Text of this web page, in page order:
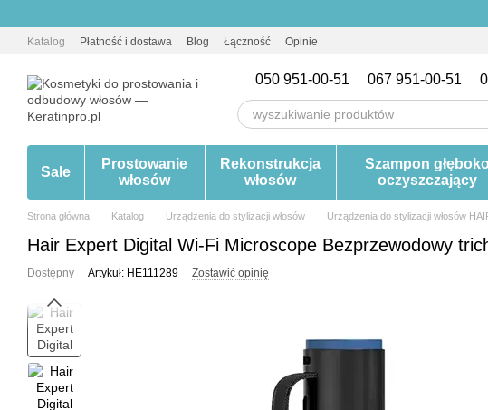
Katalog Płatność i dostawa Blog Łączność Opinie
050 951-00-51 067 951-00-51
Sale
Prostowanie
włosów
Rekonstrukcja
włosów
Szampon głęboko
oczyszczający
Strona główna Katalog Urządzenia do stylizacji włosów Urządzenia do stylizacji włosów
Hair Expert Digital Wi-Fi Microscope Bezprzewodowy
Dostępny Artykuł: HE111289 Zostawić opinię